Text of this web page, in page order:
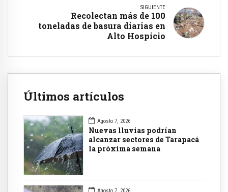
SIGUIENTE
Recolectan más de 100
toneladas de basura diarias en
Alto Hospicio
Últimos artículos
Agosto 7, 2026
Nuevas lluvias podrían
alcanzar sectores de Tarapacá
la próxima semana
Agosto 7, 2026